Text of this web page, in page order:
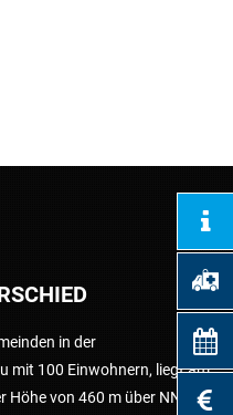
in der
mit 100 Einwohnern, liegt am
von 460 m über NN.